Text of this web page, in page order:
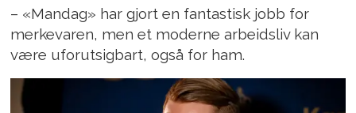
– «Mandag» har gjort en fantastisk jobb for
merkevaren, men et moderne arbeidsliv kan
være uforutsigbart, også for ham.